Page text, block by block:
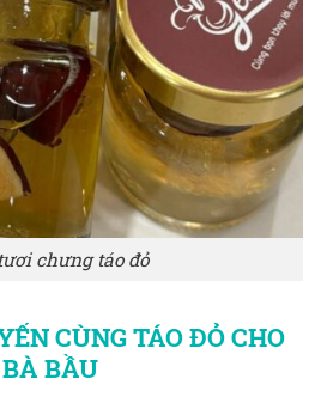
chưng táo đỏ
CÙNG TÁO ĐỎ CHO
BÀ BẦU